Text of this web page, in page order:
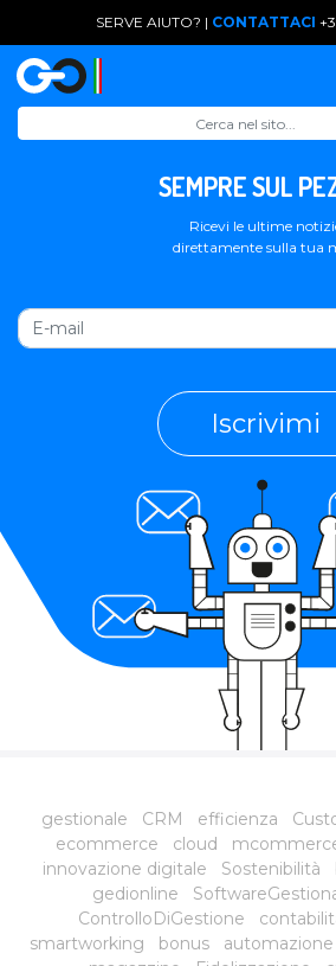
SERVE AIUTO? | CONTATTACI
SEMPRE SUL
Ricevi le ultime
direttamente sulla tua
Iscrivimi
gestionale CRM efficienza
ecommerce
cloud
innovazione digitale
Sostenibilità
gedionline
ControlloDiGestione
smartworking
bonus automazione